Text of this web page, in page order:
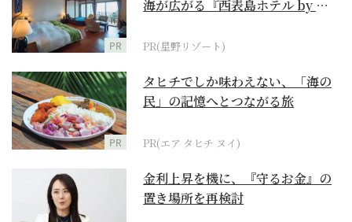
PR
海が広がる『西表島ホテル by 星
PR(星野リゾート)
PR
タヒチでしか味わえない、「海の
民」の記憶へとつながる旅
PR(エア タヒチ ヌイ)
金利上昇を機に、『守るお金』の
置き場所を再検討